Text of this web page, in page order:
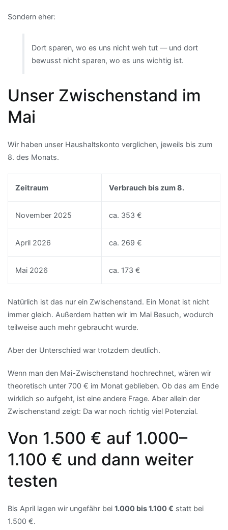
Sondern eher:
Dort sparen, wo es uns nicht weh tut — und dort
bewusst nicht sparen, wo es uns wichtig ist.
Unser Zwischenstand im
Mai
Wir haben unser Haushaltskonto verglichen, jeweils bis zum
8. des Monats.
Zeitraum Verbrauch bis zum 8.
November 2025 ca. 353 €
April 2026 ca. 269 €
Mai 2026 ca. 173 €
Natürlich ist das nur ein Zwischenstand. Ein Monat ist nicht
immer gleich. Außerdem hatten wir im Mai Besuch, wodurch
teilweise auch mehr gebraucht wurde.
Aber der Unterschied war trotzdem deutlich.
Wenn man den Mai-Zwischenstand hochrechnet, wären wir
theoretisch unter 700 € im Monat geblieben. Ob das am Ende
wirklich so aufgeht, ist eine andere Frage. Aber allein der
Zwischenstand zeigt: Da war noch richtig viel Potenzial.
Von 1.500 € auf 1.000–
1.100 € und dann weiter
testen
Bis April lagen wir ungefähr bei 1.000 bis 1.100 € statt bei
1.500 €.